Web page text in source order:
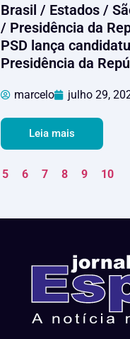
Brasil / Estados /
/ Presidência da
PSD lança
Presidência da
marcelo julho 29,
Leia mais
5 6 7 8 9 10